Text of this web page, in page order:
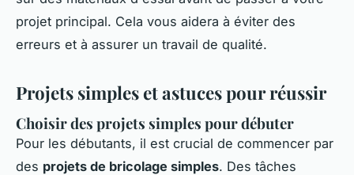
projet principal. Cela vous aidera à éviter des
erreurs et à assurer un travail de qualité.
Projets simples et astuces pour réussir
Choisir des projets simples pour débuter
Pour les débutants, il est crucial de commencer par
des projets de bricolage simples. Des tâches